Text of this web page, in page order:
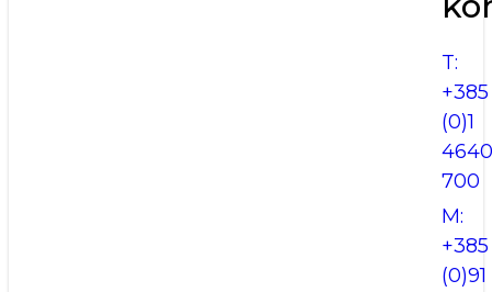
T:
+385
(0)1
700
M:
+385
(0)91